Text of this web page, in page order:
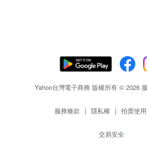
Yahoo台灣電子商務 版權所有 © 2026
服務條款 | 隱私權 | 拍賣使
交易安全